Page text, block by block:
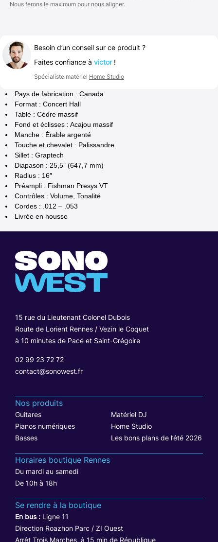
Nous ferons le maximum pour nous aligner.
Besoin d’un conseil sur ce produit ?
Faites confiance à victor!
Spécialiste matériel Home Studio
Pays de fabrication : Canada
Format : Concert Hall
Table : Cèdre massif
Fond et éclisses : Acajou massif
Manche : Érable argenté
Touche et chevalet : Palissandre
Sillet : Graptech
Diapason : 25,5” (647,7 mm)
Radius : 16″
Préampli : Fishman Presys VT
Contrôles : Volume, Tonalité
Cordes : .012 – .053
Livrée en housse
15 rue du Lieutenant Colonel Dubois
Route de Lorient Rennes / Vezin le Coquet
à 10 minutes de Pacé et Saint-Grégoire
02 99 23 72 72
contact@sonowest.fr
Nos produits
Guitares
Matériel DJ
Pianos numériques
Home Studio
Basses
Les bons plans de l’été 2026
Horaires boutique Rennes
Du mardi au samedi
De 10h à 18h
Se rendre à la boutique
En bus : Ligne 11
Direction Roazhon Parc / ZI Ouest
Arrêt Trois Marches, à 15 min de République